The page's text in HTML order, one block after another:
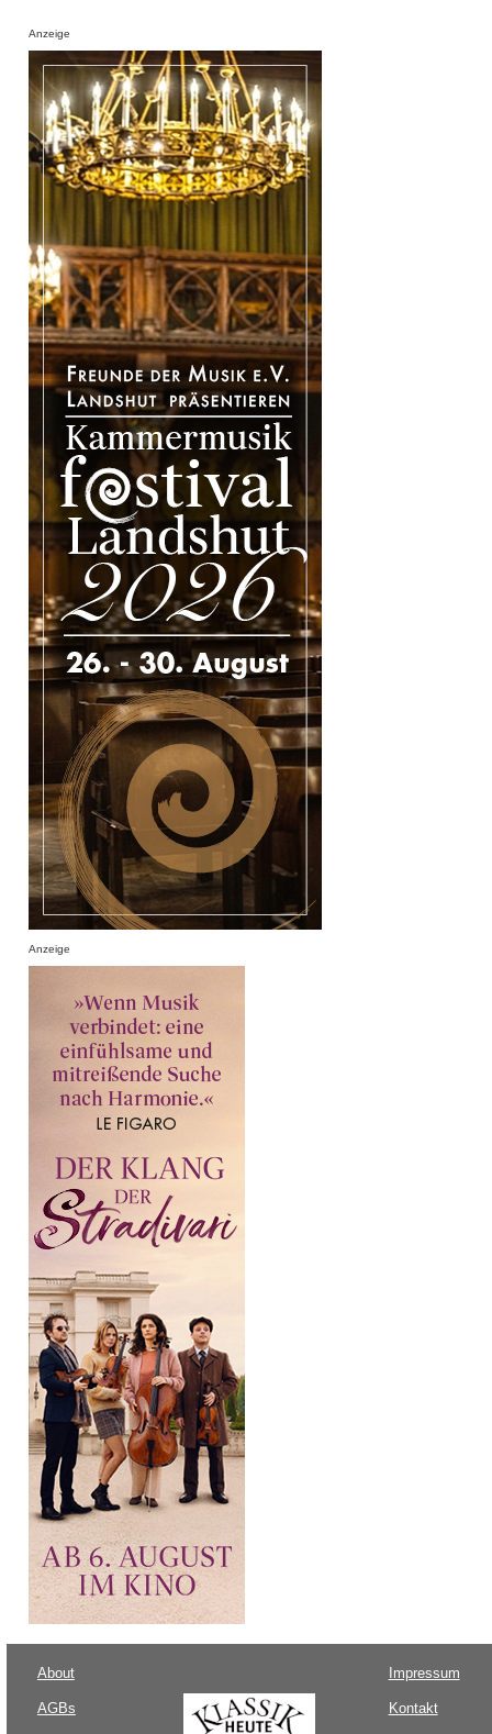
Anzeige
Anzeige
About
AGBs
Impressum
Kontakt